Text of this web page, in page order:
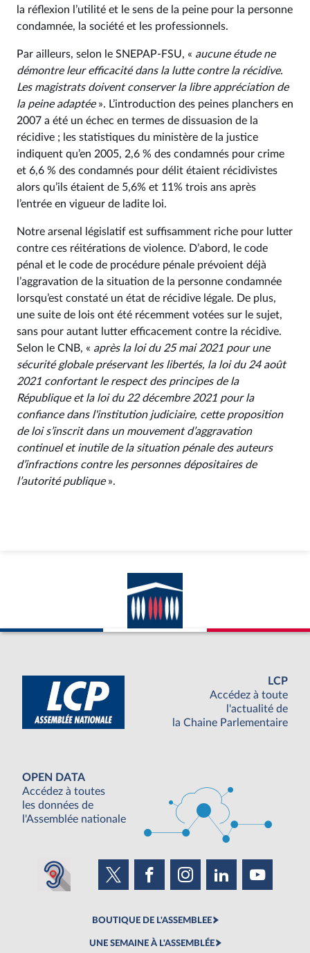
la réflexion l’utilité et le sens de la peine pour la personne
condamnée, la société et les professionnels.
Par ailleurs, selon le SNEPAP-FSU, « aucune étude ne
démontre leur efficacité dans la lutte contre la récidive.
Les magistrats doivent conserver la libre appréciation de
la peine adaptée». L’introduction des peines planchers en
2007 a été un échec en termes de dissuasion de la
récidive ; les statistiques du ministère de la justice
indiquent qu’en 2005, 2,6 % des condamnés pour crime
et 6,6 % des condamnés pour délit étaient récidivistes
alors qu’ils étaient de 5,6% et 11% trois ans après
l’entrée en vigueur de ladite loi.
Notre arsenal législatif est suffisamment riche pour lutter
contre ces réitérations de violence. D’abord, le code
pénal et le code de procédure pénale prévoient déjà
l’aggravation de la situation de la personne condamnée
lorsqu’est constaté un état de récidive légale. De plus,
une suite de lois ont été récemment votées sur le sujet,
sans pour autant lutter efficacement contre la récidive.
Selon le CNB, « après la loi du 25 mai 2021 pour une
sécurité globale préservant les libertés, la loi du 24 août
2021 confortant le respect des principes de la
République et la loi du 22 décembre 2021 pour la
confiance dans l'institution judiciaire, cette proposition
de loi s’inscrit dans un mouvement d’aggravation
continuel et inutile de la situation pénale des auteurs
d’infractions contre les personnes dépositaires de
l’autorité publique».
LCP
Accédez à toute
l'actualité de
la Chaine Parlementaire
OPEN DATA
Accédez à toutes
les données de
l'Assemblée nationale
BOUTIQUE DE L'ASSEMBLEE
UNE SEMAINE À L'ASSEMBLÉE